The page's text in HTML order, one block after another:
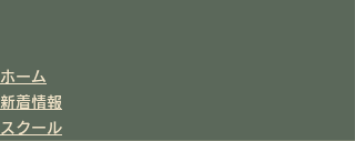
ホーム
新着情報
スクール